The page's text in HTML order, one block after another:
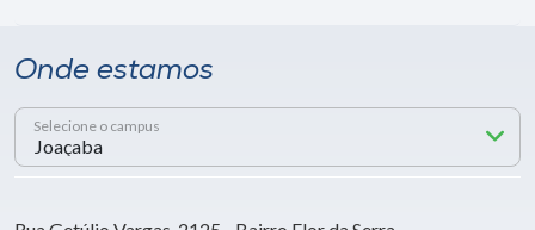
Onde estamos
Selecione o campus